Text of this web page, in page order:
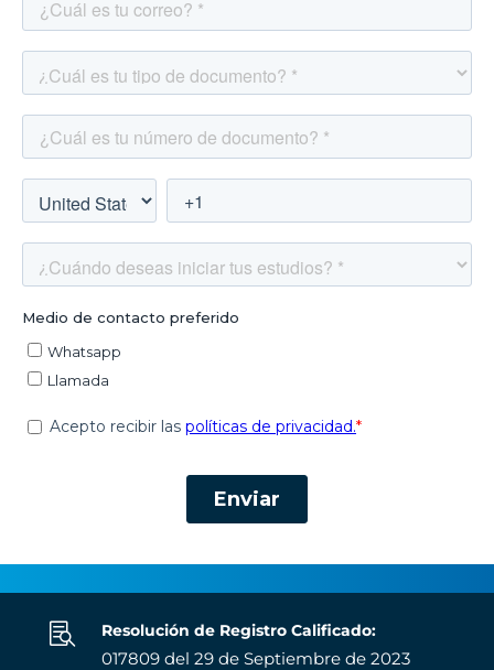
 Resolución de Registro Calificado:
017809 del 29 de Septiembre de 2023